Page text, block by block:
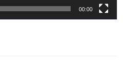
00:00